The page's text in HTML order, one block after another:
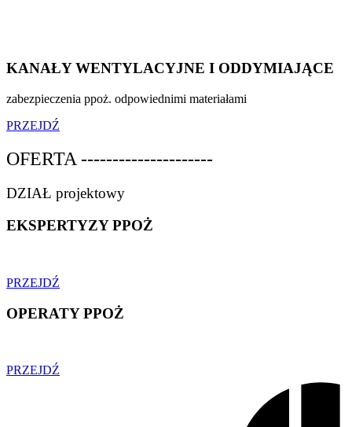
KANAŁY WENTYLACYJNE I ODDYMIAJĄCE
zabezpieczenia ppoż. odpowiednimi materiałami
PRZEJDŹ
OFERTA ---------------------
DZIAŁ projektowy
EKSPERTYZY PPOŻ
PRZEJDŹ
OPERATY PPOŻ
PRZEJDŹ